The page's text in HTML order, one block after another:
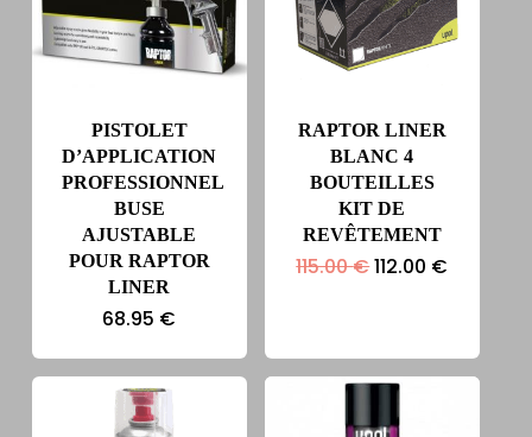
PISTOLET
D’APPLICATION
PROFESSIONNEL
BUSE
AJUSTABLE
POUR RAPTOR
LINER
68.95 €
RAPTOR LINER
BLANC 4
BOUTEILLES
KIT DE
REVÊTEMENT
115.00€Le
112.00 €